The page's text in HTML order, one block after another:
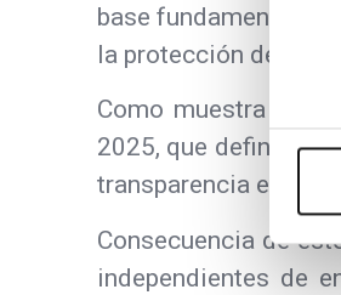
base fundamental
la protección del
Como muestra de
2025, que define la
transparencia e
Consecuencia de
independientes de